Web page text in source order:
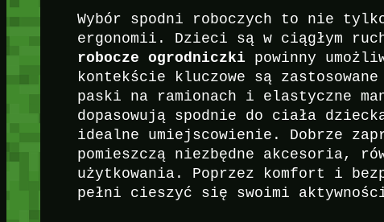
Wybór spodni roboczych to nie
ergonomii. Dzieci są w ciągłym
robocze ogrodniczki powinny
kontekście kluczowe są
paski na ramionach i elastyczne
dopasowują spodnie do ciała
idealne umiejscowienie. Dobrze
pomieszczą niezbędne akcesoria,
użytkowania. Poprzez komfort i
pełni cieszyć się swoimi